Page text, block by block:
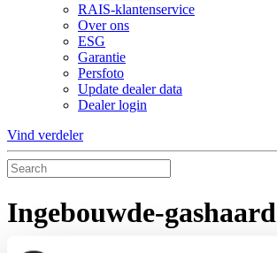
RAIS-klantenservice
Over ons
ESG
Garantie
Persfoto
Update dealer data
Dealer login
Vind verdeler
Ingebouwde-gashaard